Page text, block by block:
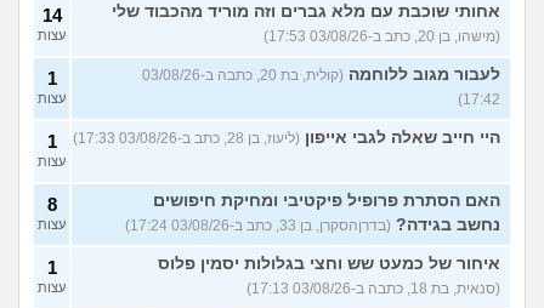
אחותי שוכבת עם מלא גברים וזה מוריד מהכבוד שלי
(מישהו, בן 20, כתב ב-03/08/26 17:53)
14
עצות
לעבור מגוב ללוחמה
(קולית, בת 20, כתבה ב-03/08/26
17:42)
1
עצות
היי חייב שאלה לגבי אייפון (ליעוז, בן 28, כתב ב-03/08/26 17:33) 1
עצות
האם הסתרת פרופיל פיקטיבי ומחיקת חיפושים
נחשב בגידה? (בדרןהסקרן, בן 33, כתב ב-03/08/26 17:24)
8
עצות
איחור של כמעט שש וחצי בגלולות יסמין פלוס
(סנאית, בת 18, כתבה ב-03/08/26 17:13)
1
עצות